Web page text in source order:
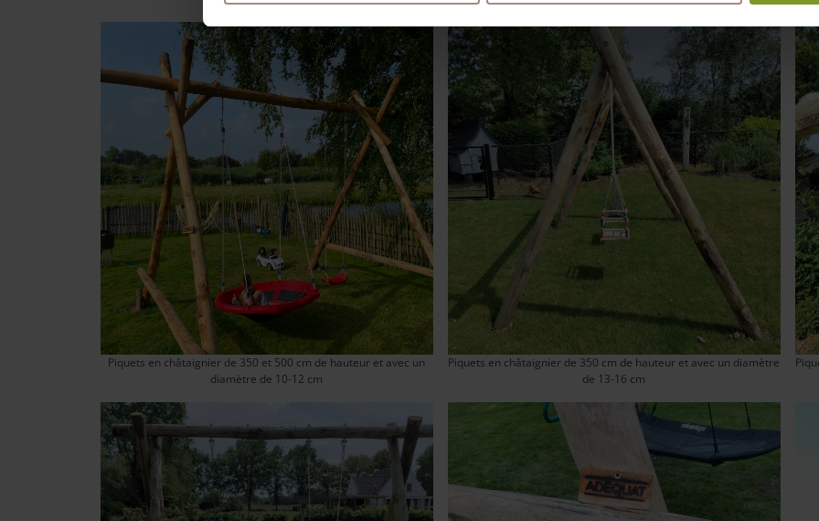
Piquets en châtaignier de 350 et 500 cm de hauteur et avec un
diamètre de 10-12 cm
Piquets en châtaignier de 350 cm de hauteur et avec un diamètre
de 13-16 cm